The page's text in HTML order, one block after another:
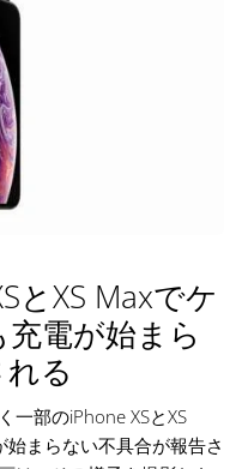
とXS Maxでケ
電が始まら
る
一部のiPhone XSとXS
まらない不具合が報告さ